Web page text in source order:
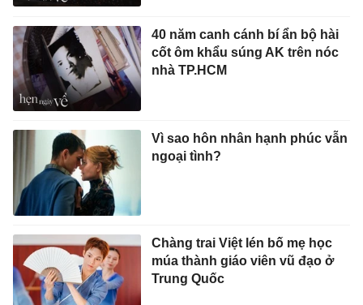
40 năm canh cánh bí ẩn bộ hài
cốt ôm khẩu súng AK trên nóc
nhà TP.HCM
Vì sao hôn nhân hạnh phúc vẫn
ngoại tình?
Chàng trai Việt lén bố mẹ học
múa thành giáo viên vũ đạo ở
Trung Quốc